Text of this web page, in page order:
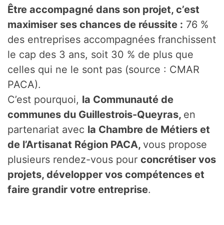
Être accompagné dans son projet, c’est
maximiser ses chances de réussite : 76 %
des entreprises accompagnées franchissent
le cap des 3 ans, soit 30 % de plus que
celles qui ne le sont pas (source : CMAR
PACA).
C’est pourquoi, la Communauté de
communes du Guillestrois-Queyras, en
partenariat avec la Chambre de Métiers et
de l’Artisanat Région PACA, vous propose
plusieurs rendez-vous pour concrétiser vos
projets, développer vos compétences et
faire grandir votre entreprise.